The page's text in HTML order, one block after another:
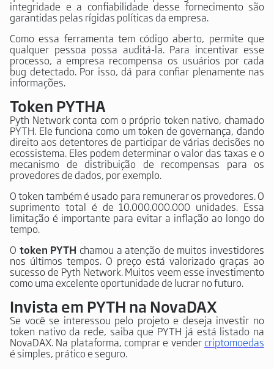
integridade e a confiabilidade desse fornecimento são
garantidas pelas rígidas políticas da empresa.
Como essa ferramenta tem código aberto, permite que
qualquer pessoa possa auditá-la. Para incentivar esse
processo, a empresa recompensa os usuários por cada
bug detectado. Por isso, dá para confiar plenamente nas
informações.
Token PYTHA
Pyth Network conta com o próprio token nativo, chamado
PYTH. Ele funciona como um token de governança, dando
direito aos detentores de participar de várias decisões no
ecossistema. Eles podem determinar o valor das taxas e o
mecanismo de distribuição de recompensas para os
provedores de dados, por exemplo.
O token também é usado para remunerar os provedores. O
suprimento total é de 10.000.000.000 unidades. Essa
limitação é importante para evitar a inflação ao longo do
tempo.
O token PYTH chamou a atenção de muitos investidores
nos últimos tempos. O preço está valorizado graças ao
sucesso de Pyth Network. Muitos veem esse investimento
como uma excelente oportunidade de lucrar no futuro.
Invista em PYTH na NovaDAX
Se você se interessou pelo projeto e deseja investir no
token nativo da rede, saiba que PYTH já está listado na
NovaDAX. Na plataforma, comprar e vendercriptomoedas
é simples, prático e seguro.